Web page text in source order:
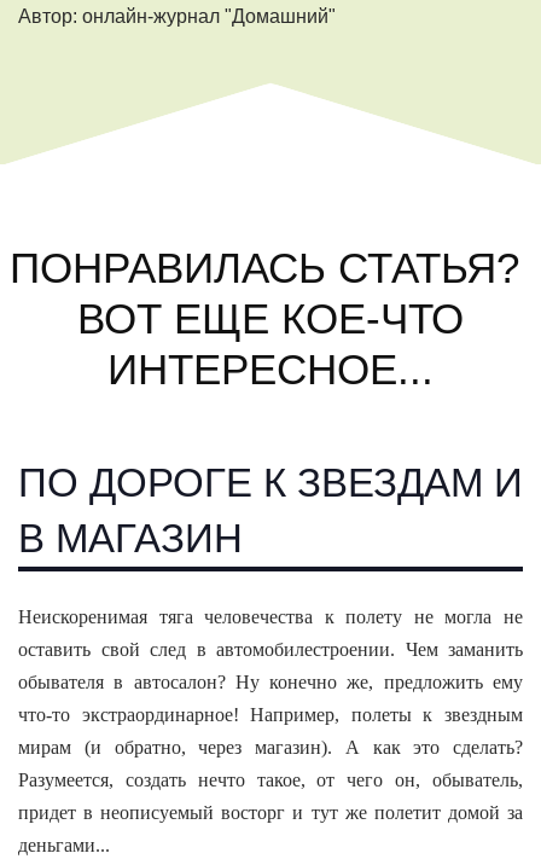
Автор: онлайн-журнал "Домашний"
ПОНРАВИЛАСЬ СТАТЬЯ?
ВОТ ЕЩЕ КОЕ-ЧТО
ИНТЕРЕСНОЕ...
ПО ДОРОГЕ К ЗВЕЗДАМ И
В МАГАЗИН
Неискоренимая тяга человечества к полету не могла не
оставить свой след в автомобилестроении. Чем заманить
обывателя в автосалон? Ну конечно же, предложить ему
что-то экстраординарное! Например, полеты к звездным
мирам (и обратно, через магазин). А как это сделать?
Разумеется, создать нечто такое, от чего он, обыватель,
придет в неописуемый восторг и тут же полетит домой за
деньгами...